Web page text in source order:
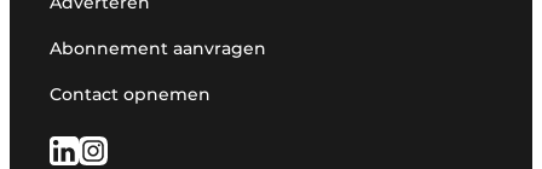
Abonnement aanvragen
Contact opnemen